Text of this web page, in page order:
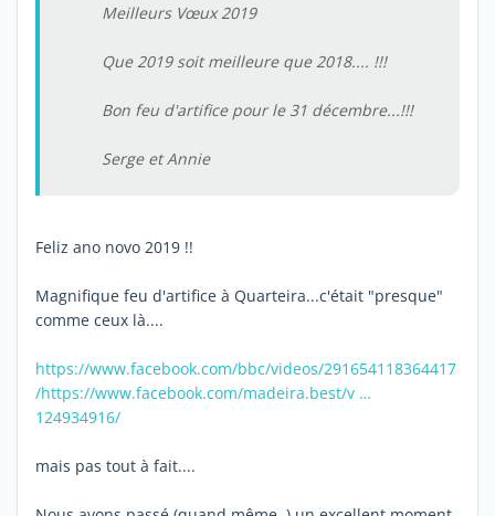
Meilleurs Vœux 2019
Que 2019 soit meilleure que 2018.... !!!
Bon feu d'artifice pour le 31 décembre...!!!
Serge et Annie
Feliz ano novo 2019 !!
Magnifique feu d'artifice à Quarteira...c'était "presque"
comme ceux là....
https://www.facebook.com/bbc/videos/291654118364417
/https://www.facebook.com/madeira.best/v …
124934916/
mais pas tout à fait....